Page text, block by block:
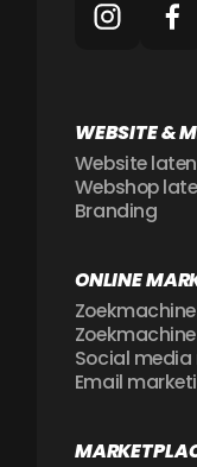
WEBSITE &
Website
Webshop
Branding
ONLINE
Social
Email